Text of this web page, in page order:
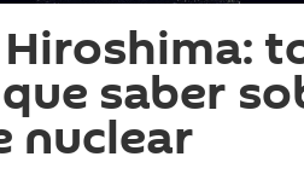
Hiroshima:
saber
nuclear